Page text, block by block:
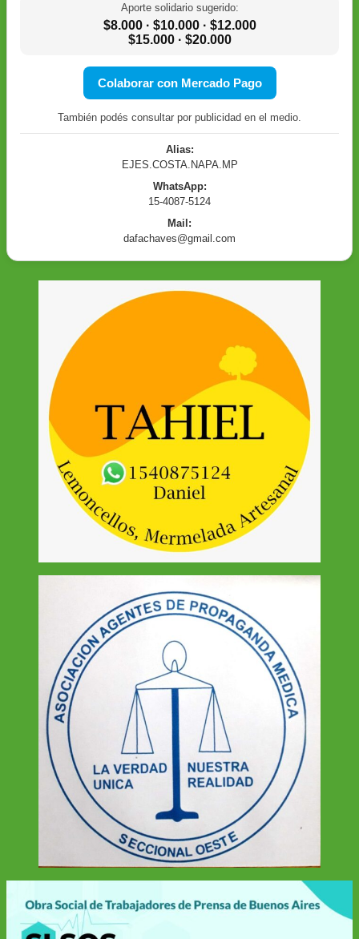
Aporte solidario sugerido:
$8.000 · $10.000 · $12.000
$15.000 · $20.000
Colaborar con Mercado Pago
También podés consultar por publicidad en el medio.
Alias:
EJES.COSTA.NAPA.MP
WhatsApp:
15-4087-5124
Mail:
dafachaves@gmail.com